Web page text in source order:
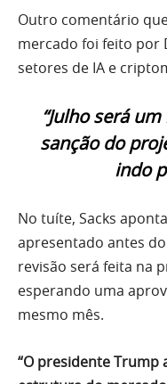
Outro comentário
mercado foi feito por
setores de IA e
“Julho será
sanção do
indo
No tuíte, Sacks
apresentado antes
revisão será feita na
esperando uma
mesmo mês.
“O presidente Trump